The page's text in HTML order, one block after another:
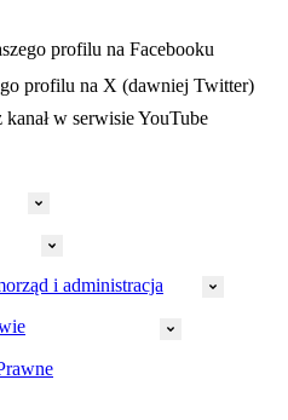
nowej karcieprofilu na Facebooku
profilu na X (dawniej Twitter)
nowej karciew serwisie YouTube
i administracja
Bezpieczeństwo publiczne